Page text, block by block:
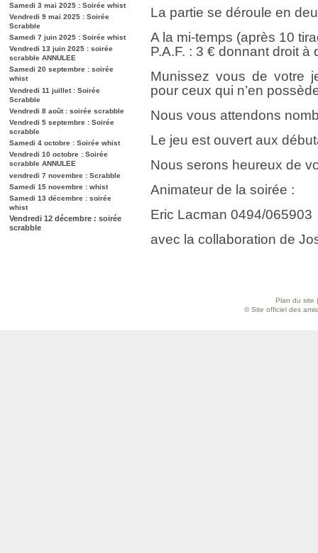
Samedi 3 mai 2025 : Soirée whist
Vendredi 9 mai 2025 : Soirée
Scrabble
Samedi 7 juin 2025 : Soirée whist
Vendredi 13 juin 2025 : soirée
scrabble ANNULEE
Samedi 20 septembre : soirée
whist
Vendredi 11 juillet : Soirée
Scrabble
Vendredi 8 août : soirée scrabble
Vendredi 5 septembre : Soirée
scrabble
Samedi 4 octobre : Soirée whist
Vendredi 10 octobre : Soirée
scrabble ANNULEE
vendredi 7 novembre : Scrabble
Samedi 15 novembre : whist
Samedi 13 décembre : soirée
whist
Vendredi 12 décembre : soirée
scrabble
La partie se déroule en
A la mi-temps (après 10
P.A.F. : 3 € donnant droit
Munissez vous de votre
pour ceux qui n’en
Nous vous attendons
Le jeu est ouvert aux
Nous serons heureux de
Animateur de la soirée :
Eric Lacman 0494/065903
avec la collaboration de
Plan du site
© Site officiel des